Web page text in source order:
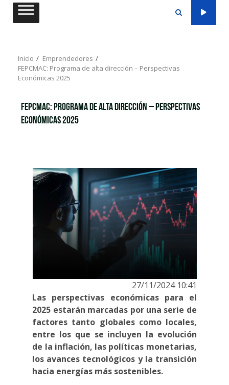
Saltar
Inicio
Emprendedores
FEPCMAC: Programa de alta dirección – Perspectivas
Económicas 2025
FEPCMAC: Programa de alta dirección – Perspectivas
Económicas 2025
27/11/2024 10:41
Las perspectivas económicas para el
2025 estarán marcadas por una serie de
factores tanto globales como locales,
entre los que se incluyen la evolución
de la inflación, las políticas monetarias,
los avances tecnológicos y la transición
hacia energías más sostenibles.